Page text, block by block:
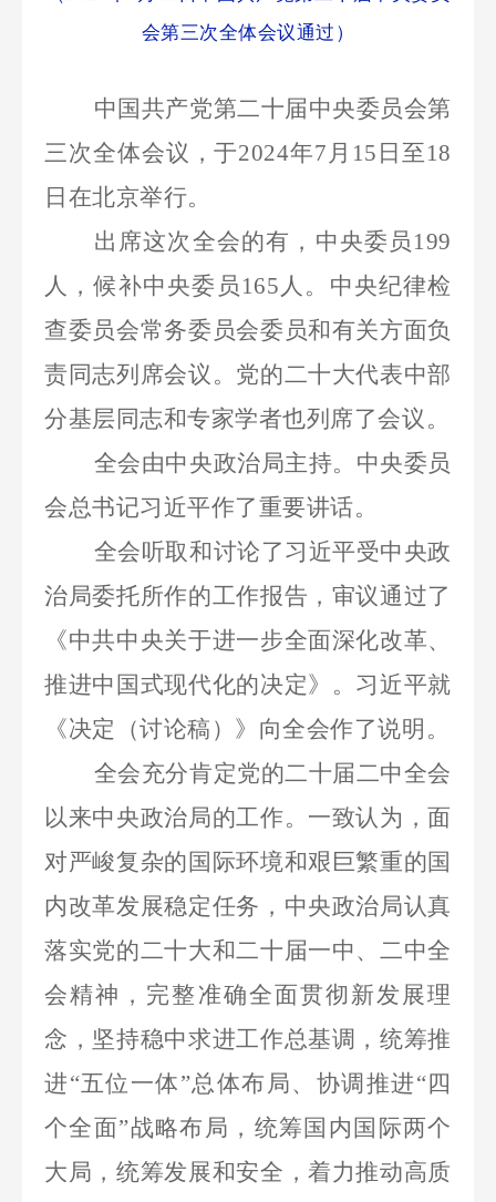
会第三次全体会议通过）
中国共产党第二十届中央委员会第
三次全体会议，于2024年7月15日至18
日在北京举行。
出席这次全会的有，中央委员 199
人，候补中央委员165人。中央纪律检
查委员会常务委员会委员和有关方面负
责同志列席会议。党的二十大代表中部
分基层同志和专家学者也列席了会议。
全会由中央政治局主持。中央委员
会总书记习近平作了重要讲话。
全会听取和讨论了习近平受中央政
治局委托所作的工作报告，审议通过了
《中共中央关于进一步全面深化改革、
推进中国式现代化的决定》。习近平就
《决定（讨论稿）》向全会作了说明。
全会充分肯定党的二十届二中全会
以来中央政治局的工作。一致认为，面
对严峻复杂的国际环境和艰巨繁重的国
内改革发展稳定任务，中央政治局认真
落实党的二十大和二十届一中、二中全
会精神，完整准确全面贯彻新发展理
念，坚持稳中求进工作总基调，统筹推
进“五位一体”总体布局、协调推进“四
个全面”战略布局，统筹国内国际两个
大局，统筹发展和安全，着力推动高质